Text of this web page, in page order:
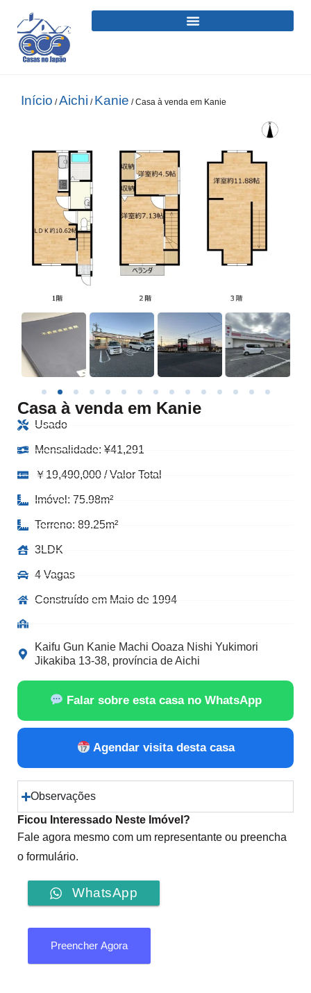
Início /Aichi / Kanie / Casa à venda em Kanie
Casa à venda em Kanie
Usado
Mensalidade: ¥41,291
￥19,490,000 / Valor Total
Imóvel: 75.98m²
Terreno: 89.25m²
3LDK
4 Vagas
Construído em Maio de 1994
Kaifu Gun Kanie Machi Ooaza Nishi Yukimori
Jikakiba 13-38, província de Aichi
Falar sobre esta casa no WhatsApp
Agendar visita desta casa
Observações
Ficou Interessado Neste Imóvel?
Fale agora mesmo com um representante ou preencha
o formulário.
WhatsApp
Preencher Agora